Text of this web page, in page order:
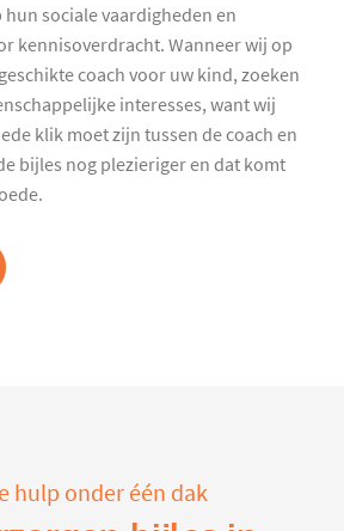
sociale vaardigheden en
kennisoverdracht. Wanneer wij op
coach voor uw kind, zoeken
interesses, want wij
klik moet zijn tussen de coach en
bijles nog plezieriger en dat komt
hulp onder één dak